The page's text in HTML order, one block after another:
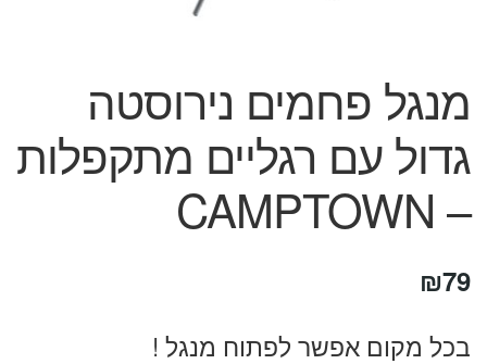
מתנות למטבח
מתכונים שלכם
מאמרים
עגלת קניות
תשלום
מנגל פחמים נירוסטה
גדול עם רגליים מתקפלות
– CAMPTOWN
₪79
בכל מקום אפשר לפתוח מנגל !